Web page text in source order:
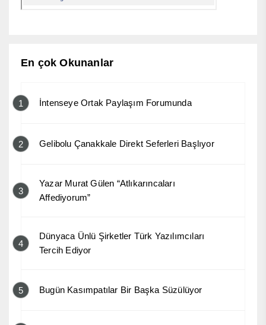
En çok Okunanlar
1 İntenseye Ortak Paylaşım Forumunda
2 Gelibolu Çanakkale Direkt Seferleri Başlıyor
3
Yazar Murat Gülen “Atlıkarıncaları
Affediyorum”
4
Dünyaca Ünlü Şirketler Türk Yazılımcıları
Tercih Ediyor
5 Bugün Kasımpatılar Bir Başka Süzülüyor